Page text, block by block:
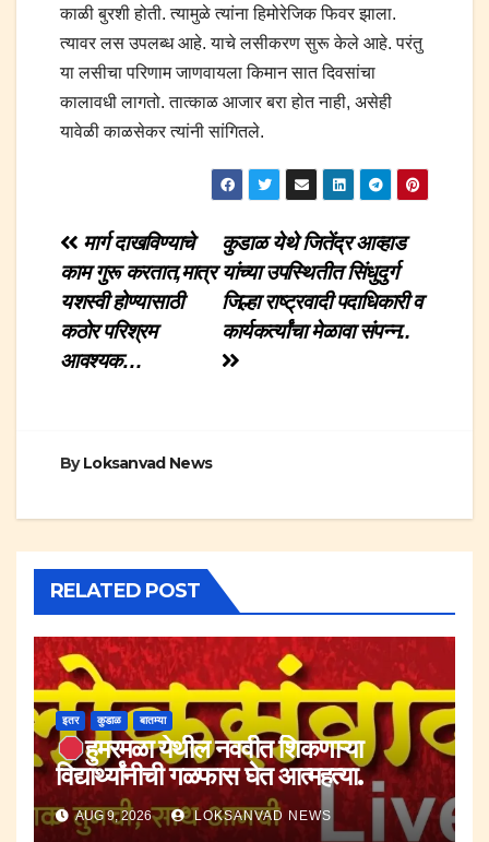
काळी बुरशी होती. त्यामुळे त्यांना हिमोरेजिक फिवर झाला.
त्यावर लस उपलब्ध आहे. याचे लसीकरण सुरू केले आहे. परंतु
या लसीचा परिणाम जाणवायला किमान सात दिवसांचा
कालावधी लागतो. तात्काळ आजार बरा होत नाही, असेही
यावेळी काळसेकर त्यांनी सांगितले.
Post
navigation
कुडाळ येथे जितेंद्र आव्हाड
यांच्या उपस्थितीत सिंधुदुर्ग
जिल्हा राष्ट्रवादी पदाधिकारी व
कार्यकर्त्यांचा मेळावा संपन्न..
मार्ग दाखविण्याचे
काम गुरू करतात,मात्र
यशस्वी होण्यासाठी
कठोर परिश्रम
आवश्यक…
ByLoksanvad News
RELATED POST
इतर कुडाळ बातम्या
हुमरमळा येथील नववीत शिकणाऱ्या
विद्यार्थ्यांनीची गळफास घेत आत्महत्या.
AUG 9, 2026 LOKSANVAD NEWS